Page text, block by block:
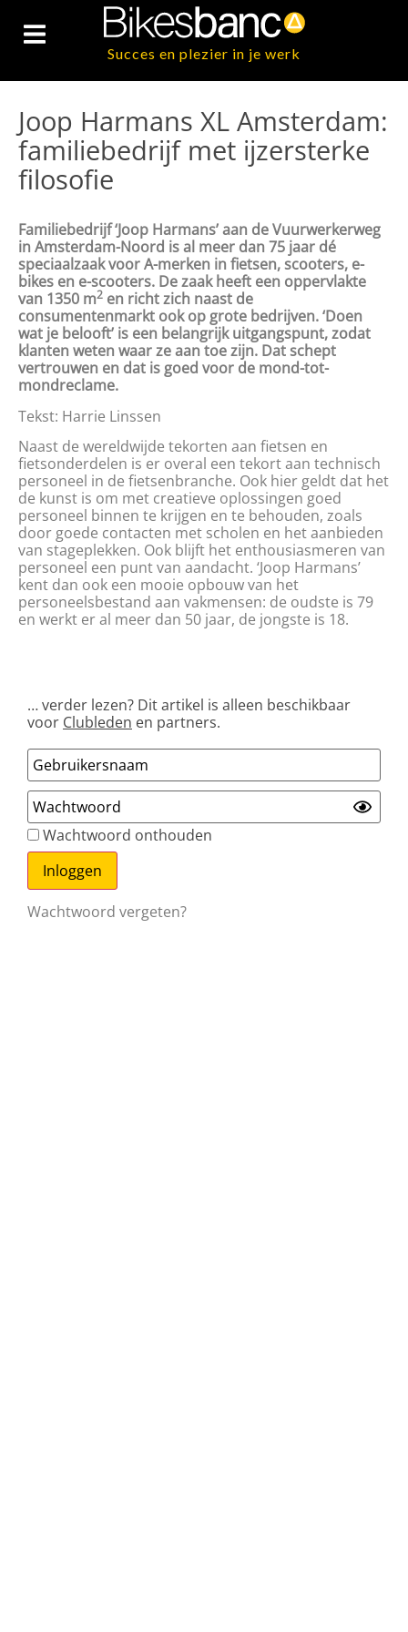
Succes en plezier in je werk
Joop Harmans XL Amsterdam:
familiebedrijf met ijzersterke
filosofie
Familiebedrijf ‘Joop Harmans’ aan de Vuurwerkerweg
in Amsterdam-Noord is al meer dan 75 jaar dé
speciaalzaak voor A-merken in fietsen, scooters, e-
bikes en e-scooters. De zaak heeft een oppervlakte
van 1350 m2 en richt zich naast de
consumentenmarkt ook op grote bedrijven. ‘Doen
wat je belooft’ is een belangrijk uitgangspunt, zodat
klanten weten waar ze aan toe zijn. Dat schept
vertrouwen en dat is goed voor de mond-tot-
mondreclame.
Tekst: Harrie Linssen
Naast de wereldwijde tekorten aan fietsen en
fietsonderdelen is er overal een tekort aan technisch
personeel in de fietsenbranche. Ook hier geldt dat het
de kunst is om met creatieve oplossingen goed
personeel binnen te krijgen en te behouden, zoals
door goede contacten met scholen en het aanbieden
van stageplekken. Ook blijft het enthousiasmeren van
personeel een punt van aandacht. ‘Joop Harmans’
kent dan ook een mooie opbouw van het
personeelsbestand aan vakmensen: de oudste is 79
en werkt er al meer dan 50 jaar, de jongste is 18.
… verder lezen? Dit artikel is alleen beschikbaar
voor Clubleden en partners.
Wachtwoord onthouden
Wachtwoord vergeten?